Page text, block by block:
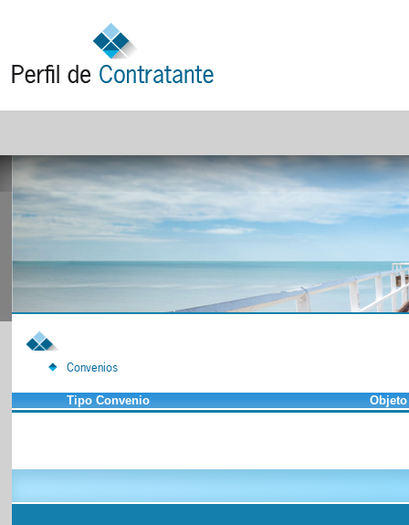
Convenios
Tipo Convenio Objeto